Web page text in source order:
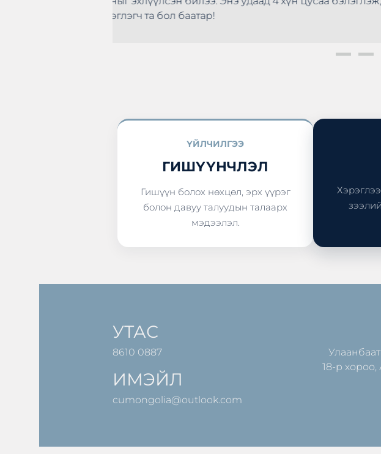
ҮЙЛЧИЛГЭЭ
ГИШҮҮНЧЛЭЛ
Гишүүн болох нөхцөл, эрх үүрэг
болон давуу талуудын талаарх
мэдээлэл.
УТАС
8610 0887
ИМЭЙЛ
cumongolia@outlook.com
18-р